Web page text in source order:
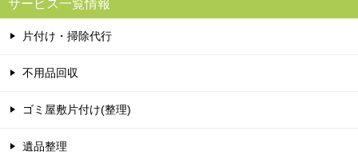
サービス一覧情報
片付け・掃除代行
不用品回収
ゴミ屋敷片付け(整理)
遺品整理